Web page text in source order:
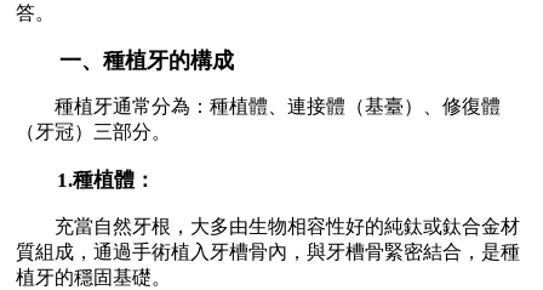
答。
一、種植牙的構成
種植牙通常分為：種植體、連接體（基臺）、修復體
（牙冠）三部分。
1.種植體：
充當自然牙根，大多由生物相容性好的純鈦或鈦合金材
質組成，通過手術植入牙槽骨內，與牙槽骨緊密結合，是種
植牙的穩固基礎。